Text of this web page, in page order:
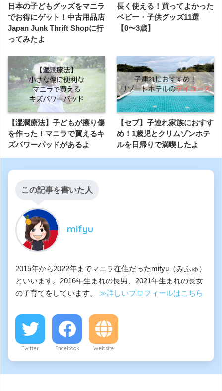
日本の子どもグッズをマニラ
でお得にゲット！中古用品店
Japan Junk Thrift Shopに行
ってみたよ
長く使える！買ってよかった
ベビー・子供グッズ11選
【0〜3歳】
【湿潤療法】子どもが擦り傷
を作った！マニラで買えるキ
ズパワーパッドがあるよ
【セブ】子連れ家族におすす
め！1歳児とクリムゾンホテ
ルを日帰りで満喫したよ
この記事を書いた人
mifyu
2015年から2022年までマニラ在住だったmifyu（みふゅ）
といいます。2016年生まれの長男、2021年生まれの長女
の子育てをしています。 ≫詳しいプロフィールはこちら
Twitter Facebook Website